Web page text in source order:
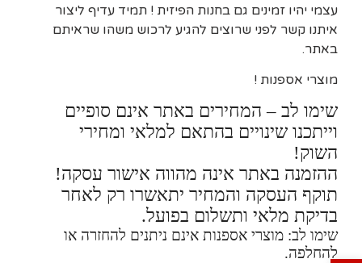
עצמי יהיו זמינים גם בחנות הפיזית ! תמיד עדיף ליצור
איתנו קשר לפני שרוצים להגיע לרכוש משהו שראיתם
באתר.
מוצרי אספנות !
שימו לב – המחירים באתר אינם סופיים
וייתכנו שינויים בהתאם למלאי ומחירי
השוק!
ההזמנה באתר אינה מהווה אישור עסקה!
תוקף העסקה והמחיר יתאשרו רק לאחר
בדיקת מלאי ותשלום בפועל.
שימו לב: מוצרי אספנות אינם ניתנים להחזרה או
להחלפה.